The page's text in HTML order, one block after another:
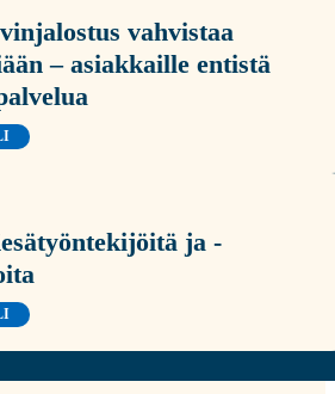
vahvistaa
– asiakkaille entistä
ja -